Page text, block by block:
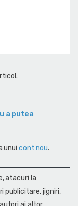
a putea
unui cont nou.
atacuri la
publicitare, jigniri,